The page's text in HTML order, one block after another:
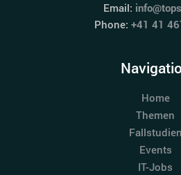
Email:
Phone: +41 41
Home
Themen
Fallstudien
Events
IT-Jobs